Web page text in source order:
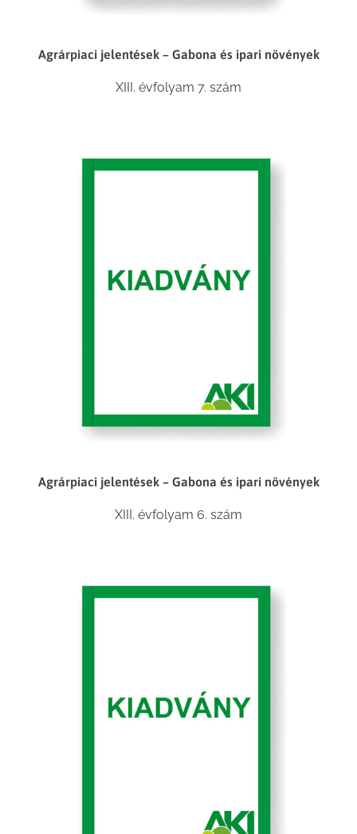
Agrárpiaci jelentések – Gabona és ipari növények
XIII. évfolyam 7. szám
Agrárpiaci jelentések – Gabona és ipari növények
XIII. évfolyam 6. szám